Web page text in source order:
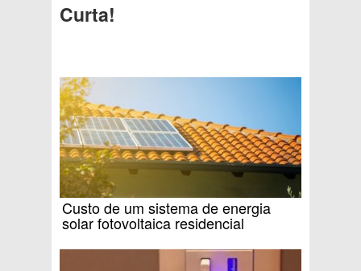
Curta!
Custo de um sistema de energia
solar fotovoltaica residencial